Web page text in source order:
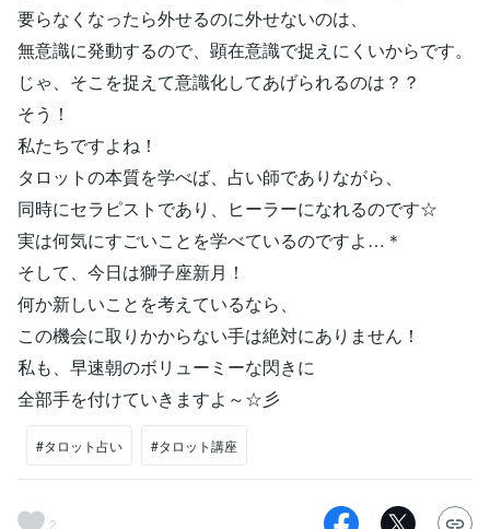
要らなくなったら外せるのに外せないのは、
無意識に発動するので、顕在意識で捉えにくいからです。
じゃ、そこを捉えて意識化してあげられるのは？？
そう！
私たちですよね！
タロットの本質を学べば、占い師でありながら、
同時にセラピストであり、ヒーラーになれるのです☆
実は何気にすごいことを学べているのですよ…＊
そして、今日は獅子座新月！
何か新しいことを考えているなら、
この機会に取りかからない手は絶対にありません！
私も、早速朝のボリューミーな閃きに
全部手を付けていきますよ～☆彡
#タロット占い #タロット講座
2